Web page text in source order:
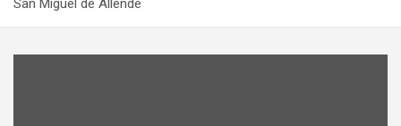
San Miguel de Allende